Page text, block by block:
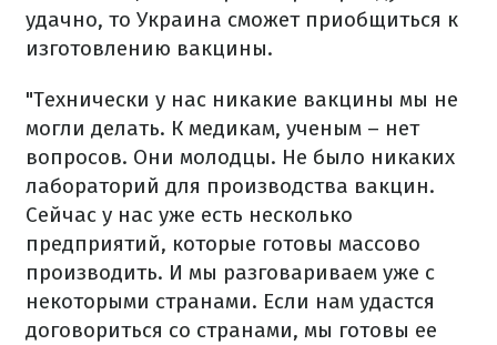
удачно, то Украина сможет приобщиться к
изготовлению вакцины.
"Технически у нас никакие вакцины мы не
могли делать. К медикам, ученым – нет
вопросов. Они молодцы. Не было никаких
лабораторий для производства вакцин.
Сейчас у нас уже есть несколько
предприятий, которые готовы массово
производить. И мы разговариваем уже с
некоторыми странами. Если нам удастся
договориться со странами, мы готовы ее